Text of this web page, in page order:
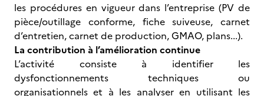
les procédures en vigueur dans l’entreprise (PV de
pièce/outillage conforme, fiche suiveuse, carnet
d’entretien, carnet de production, GMAO, plans...).
La contribution à l’amélioration continue
L’activité consiste à identifier les
dysfonctionnements techniques ou
organisationnels et à les analyser en utilisant les